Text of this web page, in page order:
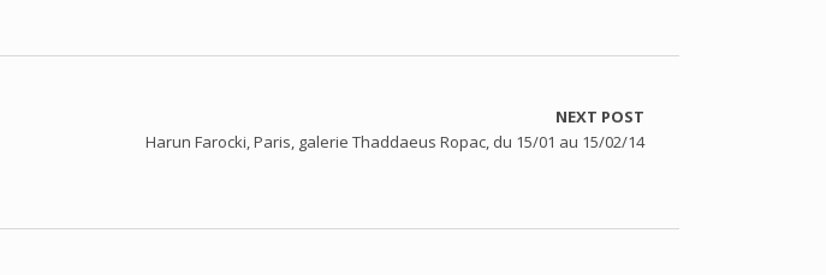
NEXT POST
Harun Farocki, Paris, galerie Thaddaeus Ropac, du 15/01 au 15/02/14